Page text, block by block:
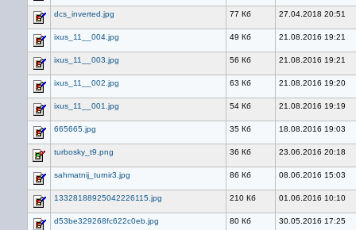
dcs_inverted.jpg 77 Кб 27.04.2018 20:51
ixus_11__004.jpg 49 Кб 21.08.2016 19:21
ixus_11__003.jpg 56 Кб 21.08.2016 19:21
ixus_11__002.jpg 63 Кб 21.08.2016 19:20
ixus_11__001.jpg 54 Кб 21.08.2016 19:19
665665.jpg 35 Кб 18.08.2016 19:03
turbosky_t9.png 36 Кб 23.06.2016 20:18
sahmatnij_turnir3.jpg 86 Кб 08.06.2016 15:03
13328188925042226115.jpg 210 Кб 01.06.2016 10:10
d53be329268fc622c0eb.jpg 80 Кб 30.05.2016 17:25